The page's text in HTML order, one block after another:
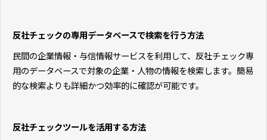
反社チェックの専用データベースで検索を行う方法
民間の企業情報・与信情報サービスを利用して、反社チェック専
用のデータベースで対象の企業・人物の情報を検索します。簡易
的な検索よりも詳細かつ効率的に確認が可能です。
反社チェックツールを活用する方法